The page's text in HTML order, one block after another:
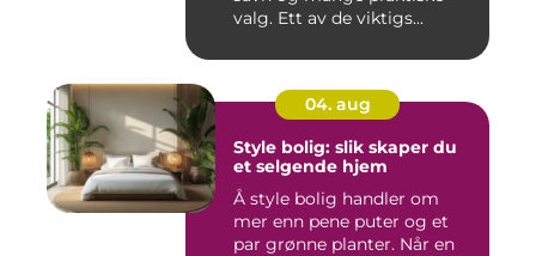
valg. Ett av de viktigs...
04. aug
Style bolig: slik skaper du
et selgende hjem
Å style bolig handler om
mer enn pene puter og et
par grønne planter. Når en